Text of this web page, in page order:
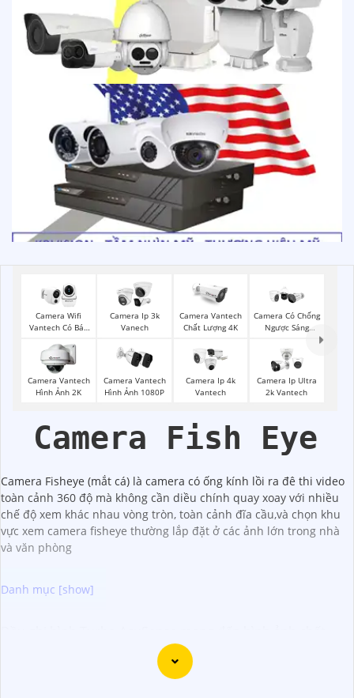
Camera Wifi
Vantech Có Báo
Camera Ip 3k
Vanech
Camera Vantech
Chất Lượng 4K
Camera Có Chống
Ngược Sáng
Camera Vantech
Hình Ảnh 2K
Camera Vantech
Hình Ảnh 1080P
Camera Ip 4k
Vantech
Camera Ip Ultra
2k Vantech
Camera Fish Eye
Camera Fisheye (mắt cá) là camera có ống kính lồi ra đê thi video
toàn cảnh 360 độ mà không cần diều chính quay xoay với nhiều
chế độ xem khác nhau vòng tròn, toàn cảnh đĩa cầu,và chọn khu
vực xem camera fisheye thường lắp đặt ở các ảnh lớn trong nhà
và văn phòng
lượng sắc nét, giúp quan sát rõ ràng mọi chi tiết. Với công
nghệ AcuSense, thiết bị có khả năng phát hiện và loại bỏ